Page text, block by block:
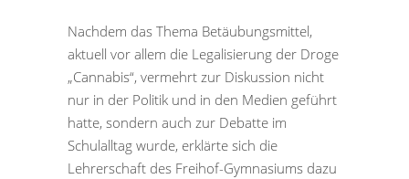
Nachdem das Thema Betäubungsmittel,
aktuell vor allem die Legalisierung der Droge
„Cannabis“, vermehrt zur Diskussion nicht
nur in der Politik und in den Medien geführt
hatte, sondern auch zur Debatte im
Schulalltag wurde, erklärte sich die
Lehrerschaft des Freihof-Gymnasiums dazu